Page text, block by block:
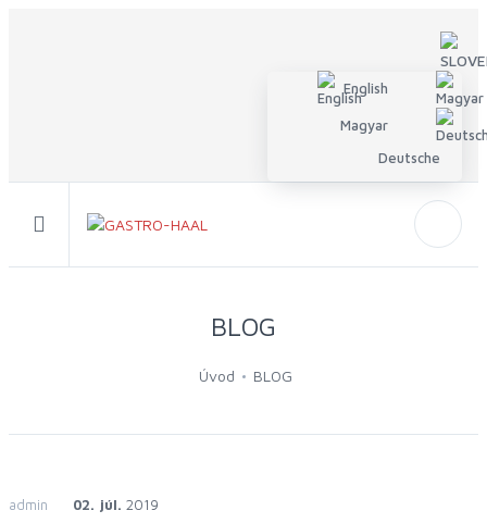
English
Magyar
Deutsche
BLOG
Úvod BLOG
admin 02. júl. 2019